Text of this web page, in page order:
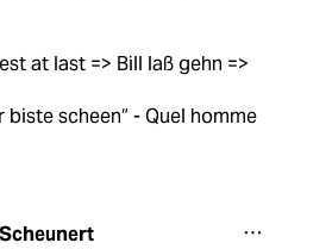
at last => Bill laß gehn =>
biste scheen“ - Quel homme